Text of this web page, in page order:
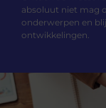
absoluut niet mag
onderwerpen en
ontwikkelingen.